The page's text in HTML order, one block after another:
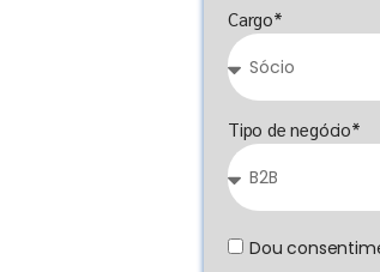
Cargo*
Tipo de negócio*
Dou